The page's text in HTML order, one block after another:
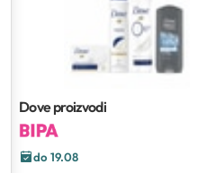
Dove proizvodi
do 19.08